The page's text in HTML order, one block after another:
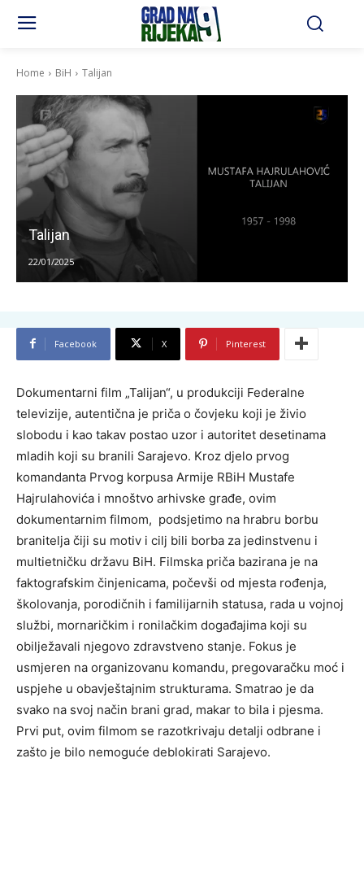
Home BiH Talijan
Talijan
22/01/2025
Facebook X Pinterest
Dokumentarni film „Talijan“, u produkciji Federalne
televizije, autentična je priča o čovjeku koji je živio
slobodu i kao takav postao uzor i autoritet desetinama
mladih koji su branili Sarajevo. Kroz djelo prvog
komandanta Prvog korpusa Armije RBiH Mustafe
Hajrulahovića i mnoštvo arhivske građe, ovim
dokumentarnim filmom, podsjetimo na hrabru borbu
branitelja čiji su motiv i cilj bili borba za jedinstvenu i
multietničku državu BiH. Filmska priča bazirana je na
faktografskim činjenicama, počevši od mjesta rođenja,
školovanja, porodičnih i familijarnih statusa, rada u vojnoj
službi, mornaričkim i ronilačkim događajima koji su
obilježavali njegovo zdravstveno stanje. Fokus je
usmjeren na organizovanu komandu, pregovaračku moć i
uspjehe u obavještajnim strukturama. Smatrao je da
svako na svoj način brani grad, makar to bila i pjesma.
Prvi put, ovim filmom se razotkrivaju detalji odbrane i
zašto je bilo nemoguće deblokirati Sarajevo.